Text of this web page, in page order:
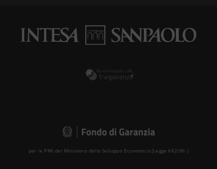
per le PMI del Ministero dello Sviluppo Economico (Legge 662/96 )